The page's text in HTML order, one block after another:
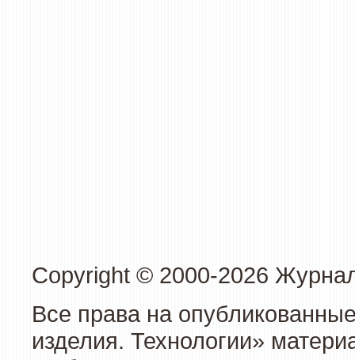
Copyright © 2000-2026
Все права на
изделия. Технологии»